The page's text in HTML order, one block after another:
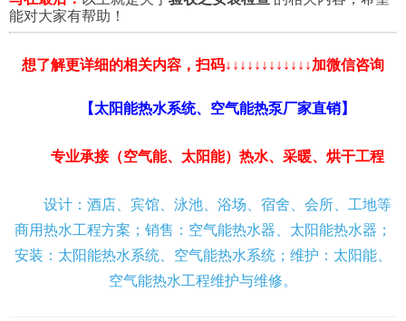
能对大家有帮助！
想了解更详细的相关内容，扫码↓↓↓↓↓↓↓↓↓↓↓↓加微信咨询
【太阳能热水系统、空气能热泵厂家直销】
专业承接（空气能、太阳能）热水、采暖、烘干工程
设计：酒店、宾馆、泳池、浴场、宿舍、会所、工地等
商用热水工程方案；销售：空气能热水器、太阳能热水器；
安装：太阳能热水系统、空气能热水系统；维护：太阳能、
空气能热水工程维护与维修。